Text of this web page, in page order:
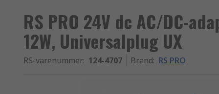
RS PRO 24V dc AC/DC-
12W, Universalplug UX
RS-varenummer: 124-4707 Brand: RS PRO